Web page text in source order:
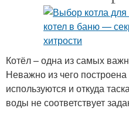
Котёл – одна из самых
Неважно из чего
используются и откуда
воды не соответствует